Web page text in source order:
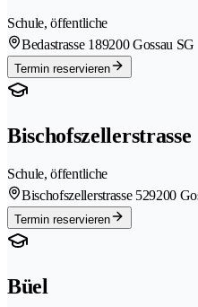
Schule, öffentliche
Bedastrasse 189200 Gossau SG
Termin reservieren
Bischofszellerstrasse
Schule, öffentliche
Bischofszellerstrasse 529200
Termin reservieren
Büel